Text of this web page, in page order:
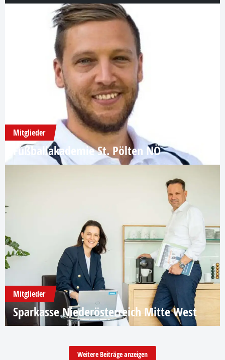
Mitglieder
Fußballakademie St. Pölten NÖ
Mitglieder
Sparkasse Niederösterreich Mitte West
Weitere Beiträge anzeigen